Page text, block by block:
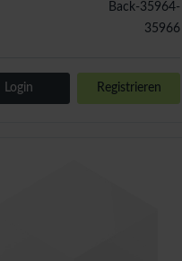
Back-35964-
35966
Login Registrieren